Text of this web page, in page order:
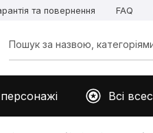
та повернення FAQ
персонажі Всі